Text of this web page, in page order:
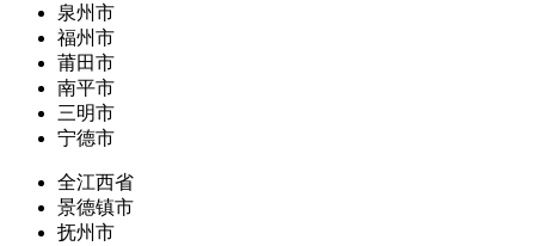
泉州市
福州市
莆田市
南平市
三明市
宁德市
全江西省
景德镇市
抚州市